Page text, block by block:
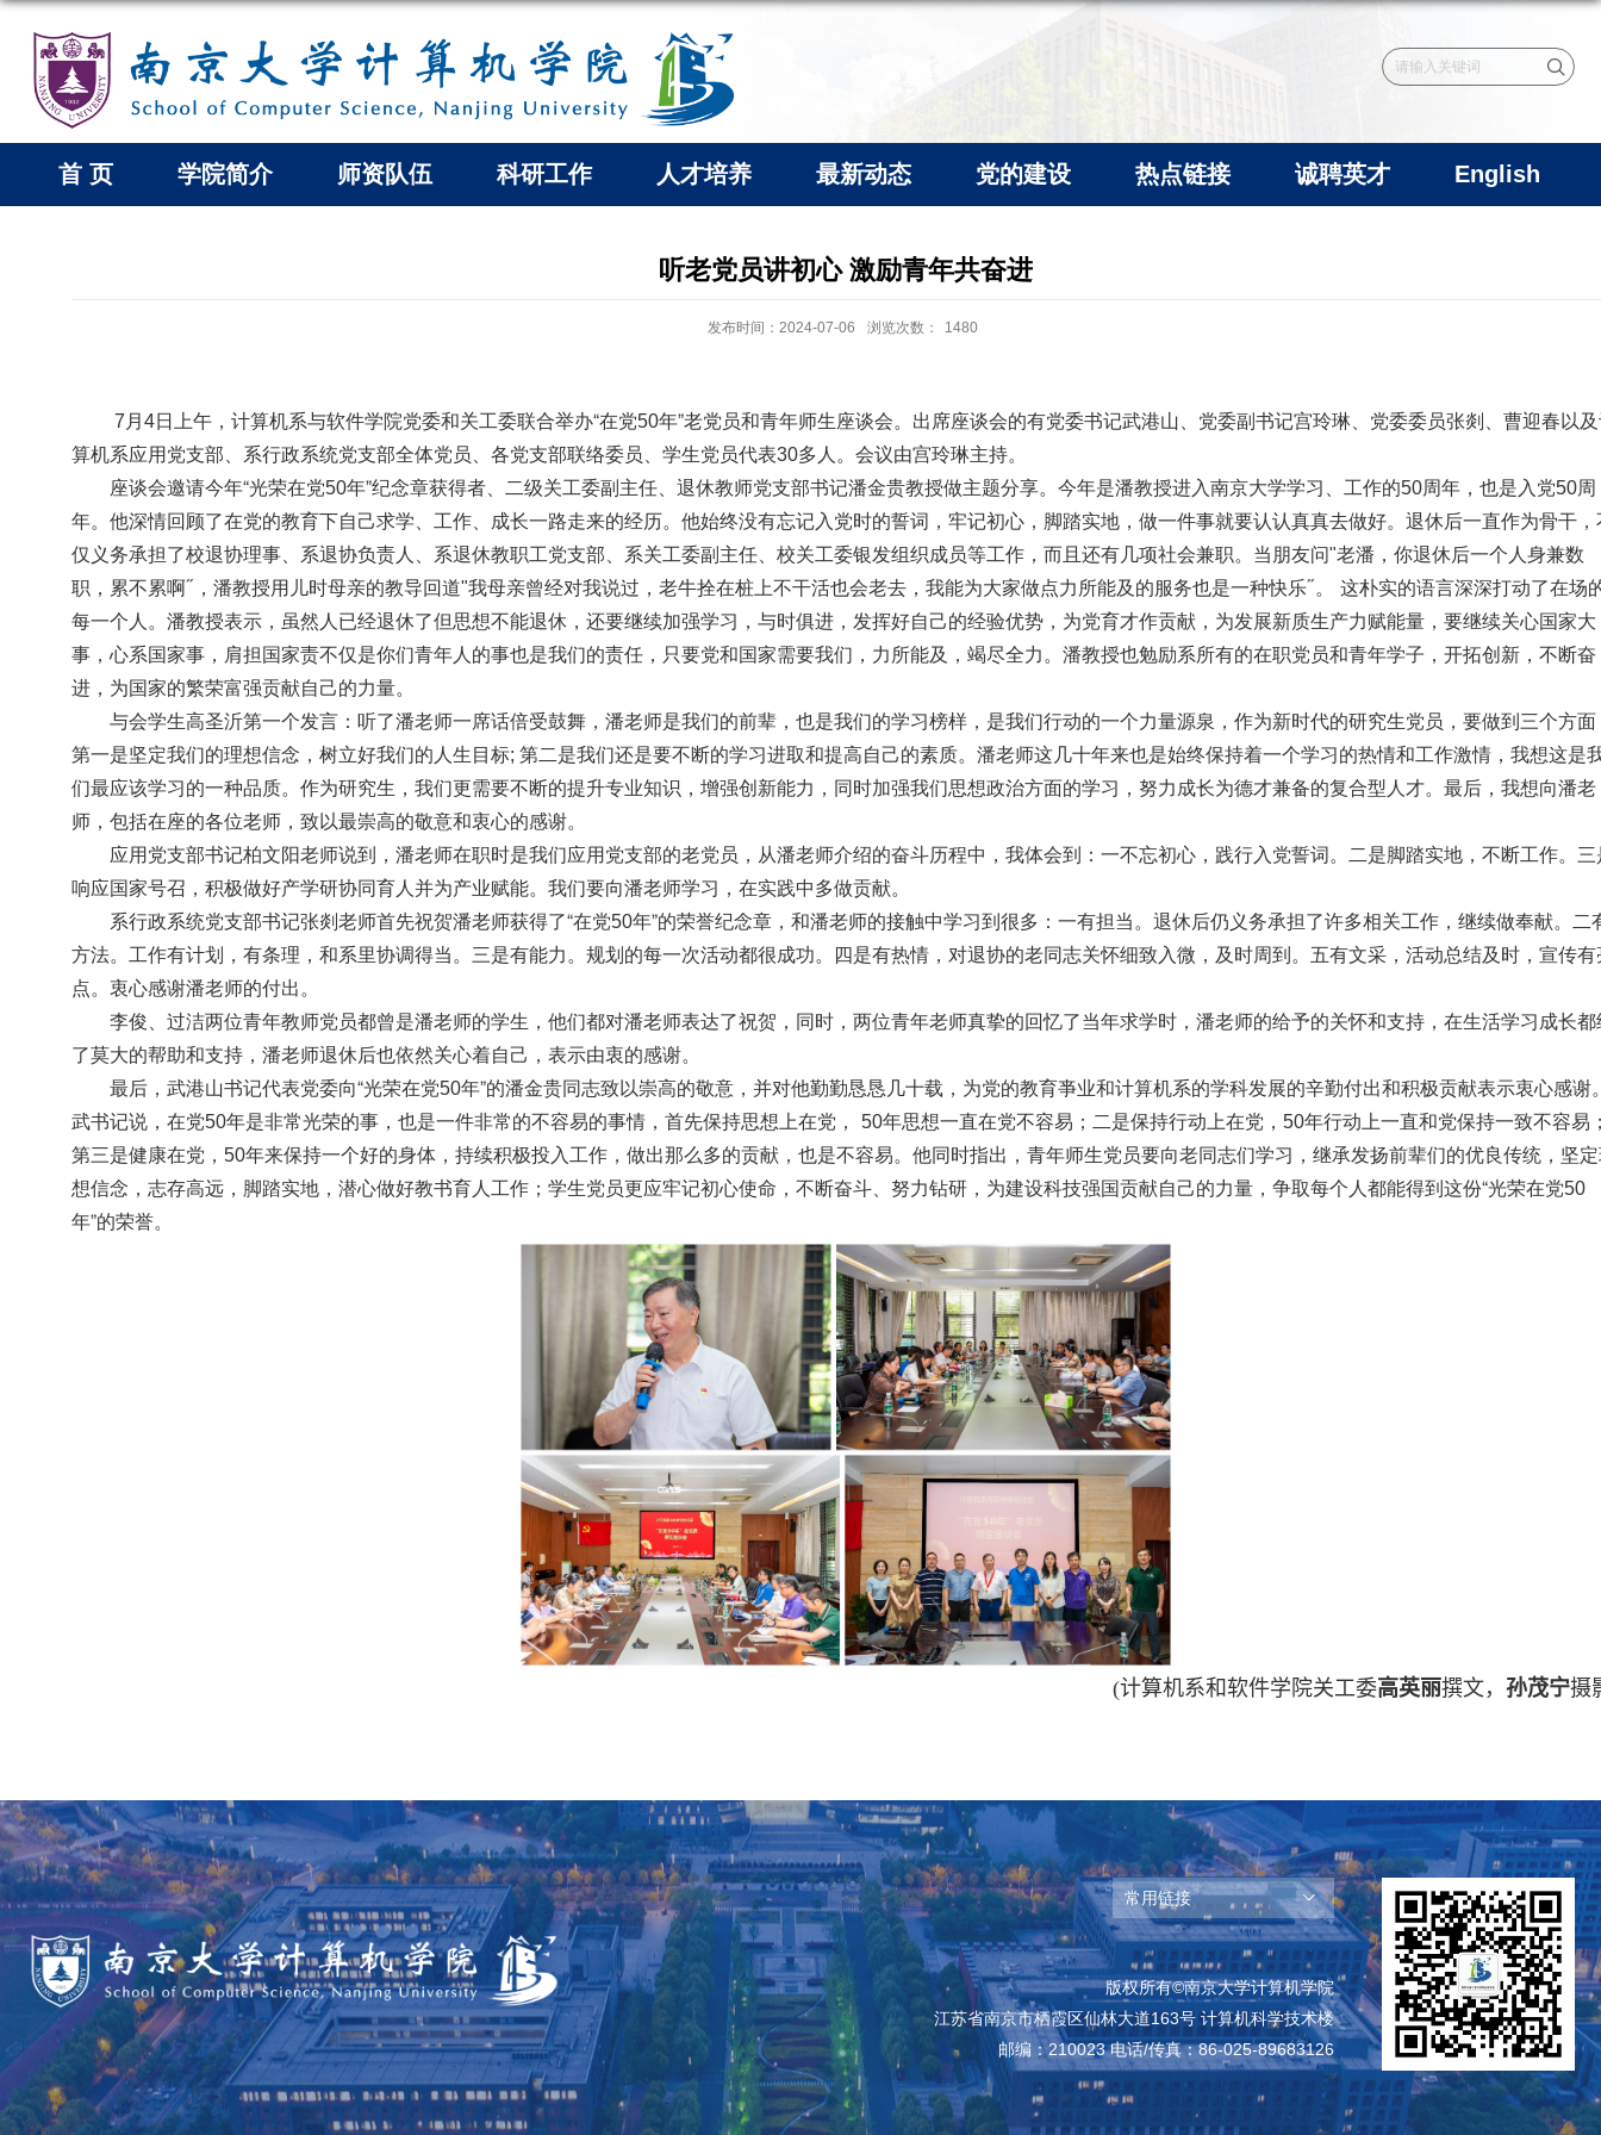
首 页 学院简介 师资队伍 科研工作 人才培养 最新动态 党的建设 热点链接 诚聘英才 English
听老党员讲初心 激励青年共奋进
发布时间：2024-07-06 浏览次数： 1480
7月4日上午，计算机系与软件学院党委和关工委联合举办“在党50年”老党员和青年师生座谈会。出席座谈会的有党委书记武港山、党委副书记宫玲琳、党委委员张剡、曹迎春以
算机系应用党支部、系行政系统党支部全体党员、各党支部联络委员、学生党员代表30多人。会议由宫玲琳主持。
座谈会邀请今年“光荣在党50年”纪念章获得者、二级关工委副主任、退休教师党支部书记潘金贵教授做主题分享。今年是潘教授进入南京大学学习、工作的50周年，也是入党50周
年。他深情回顾了在党的教育下自己求学、工作、成长一路走来的经历。他始终没有忘记入党时的誓词，牢记初心，脚踏实地，做一件事就要认认真真去做好。退休后一直作为骨干，
仅义务承担了校退协理事、系退协负责人、系退休教职工党支部、系关工委副主任、校关工委银发组织成员等工作，而且还有几项社会兼职。当朋友问"老潘，你退休后一个人身兼数
职，累不累啊″，潘教授用儿时母亲的教导回道"我母亲曾经对我说过，老牛拴在桩上不干活也会老去，我能为大家做点力所能及的服务也是一种快乐″。 这朴实的语言深深打动了在场
每一个人。潘教授表示，虽然人已经退休了但思想不能退休，还要继续加强学习，与时俱进，发挥好自己的经验优势，为党育才作贡献，为发展新质生产力赋能量，要继续关心国家大
事，心系国家事，肩担国家责不仅是你们青年人的事也是我们的责任，只要党和国家需要我们，力所能及，竭尽全力。潘教授也勉励系所有的在职党员和青年学子，开拓创新，不断奋
进，为国家的繁荣富强贡献自己的力量。
与会学生高圣沂第一个发言：听了潘老师一席话倍受鼓舞，潘老师是我们的前辈，也是我们的学习榜样，是我们行动的一个力量源泉，作为新时代的研究生党员，要做到三个方面
第一是坚定我们的理想信念，树立好我们的人生目标; 第二是我们还是要不断的学习进取和提高自己的素质。潘老师这几十年来也是始终保持着一个学习的热情和工作激情，我想这是
们最应该学习的一种品质。作为研究生，我们更需要不断的提升专业知识，增强创新能力，同时加强我们思想政治方面的学习，努力成长为德才兼备的复合型人才。最后，我想向潘老
师，包括在座的各位老师，致以最崇高的敬意和衷心的感谢。
应用党支部书记柏文阳老师说到，潘老师在职时是我们应用党支部的老党员，从潘老师介绍的奋斗历程中，我体会到：一不忘初心，践行入党誓词。二是脚踏实地，不断工作。三
响应国家号召，积极做好产学研协同育人并为产业赋能。我们要向潘老师学习，在实践中多做贡献。
系行政系统党支部书记张剡老师首先祝贺潘老师获得了“在党50年”的荣誉纪念章，和潘老师的接触中学习到很多：一有担当。退休后仍义务承担了许多相关工作，继续做奉献。二
方法。工作有计划，有条理，和系里协调得当。三是有能力。规划的每一次活动都很成功。四是有热情，对退协的老同志关怀细致入微，及时周到。五有文采，活动总结及时，宣传有
点。衷心感谢潘老师的付出。
李俊、过洁两位青年教师党员都曾是潘老师的学生，他们都对潘老师表达了祝贺，同时，两位青年老师真挚的回忆了当年求学时，潘老师的给予的关怀和支持，在生活学习成长都
了莫大的帮助和支持，潘老师退休后也依然关心着自己，表示由衷的感谢。
最后，武港山书记代表党委向“光荣在党50年”的潘金贵同志致以崇高的敬意，并对他勤勤恳恳几十载，为党的教育亊业和计算机系的学科发展的辛勤付出和积极贡献表示衷心感谢
武书记说，在党50年是非常光荣的事，也是一件非常的不容易的事情，首先保持思想上在党， 50年思想一直在党不容易；二是保持行动上在党， 50年行动上一直和党保持一致不容易
第三是健康在党， 50年来保持一个好的身体，持续积极投入工作，做出那么多的贡献，也是不容易。他同时指出，青年师生党员要向老同志们学习，继承发扬前辈们的优良传统，坚
想信念，志存高远，脚踏实地，潜心做好教书育人工作；学生党员更应牢记初心使命，不断奋斗、努力钻研，为建设科技强国贡献自己的力量，争取每个人都能得到这份“光荣在党50
年”的荣誉。
(计算机系和软件学院关工委高英丽撰文， 孙茂宁摄
常用链接
版权所有©南京大学计算机学院
江苏省南京市栖霞区仙林大道163号 计算机科学技术楼
邮编：210023 电话/传真：86-025-89683126